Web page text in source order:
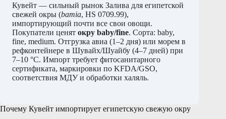
Кувейт — сильный рынок Залива для египетской
свежей окры (bamia, HS 0709.99),
импортирующий почти все свои овощи.
Покупатели ценят окру baby/fine. Сорта: baby,
fine, medium. Отгрузка авиа (1–2 дня) или морем в
рефконтейнере в Шувайх/Шуайбу (4–7 дней) при
7–10 °C. Импорт требует фитосанитарного
сертификата, маркировки по KFDA/GSO,
соответствия МДУ и обработки халяль.
Почему Кувейт импортирует египетскую свежую окру